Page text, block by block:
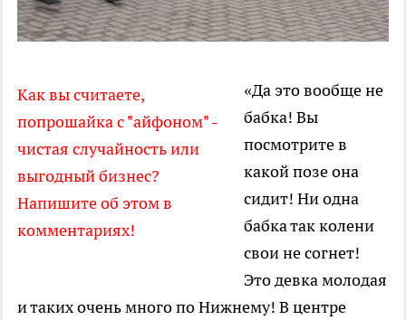
Как вы считаете,
попрошайка с "айфоном" -
чистая случайность или
выгодный бизнес?
Напишите об этом в
комментариях!
«Да это вообще не
бабка! Вы
посмотрите в
какой позе она
сидит! Ни одна
бабка так колени
свои не согнет!
Это девка молодая
и таких очень много по Нижнему! В центре